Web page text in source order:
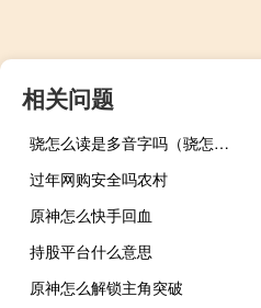
相关问题
骁怎么读是多音字吗（骁怎么读）
过年网购安全吗农村
原神怎么快手回血
持股平台什么意思
原神怎么解锁主角突破